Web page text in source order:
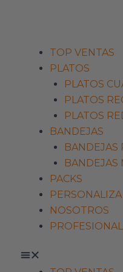
TOP VENTAS
PLATOS
PLATOS
PLATOS
PLATOS
BANDEJAS
BANDEJAS
BANDEJAS
PACKS
PERSONALIZA
NOSOTROS
Menu